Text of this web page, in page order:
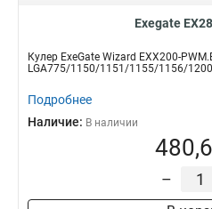
Exegate
Кулер ExeGate Wizard EXX200-
LGA775/1150/1151/1155/1156/
Подробнее
Наличие: В наличии
–